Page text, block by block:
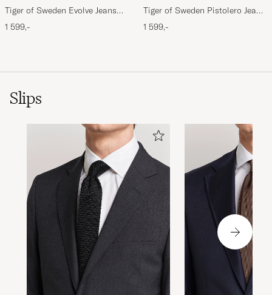
Tiger of Sweden Evolve Jeans
Forever Black
1 599,-
Tiger of Sweden Pistolero Jeans
Ripen Blue
1 599,-
Slips